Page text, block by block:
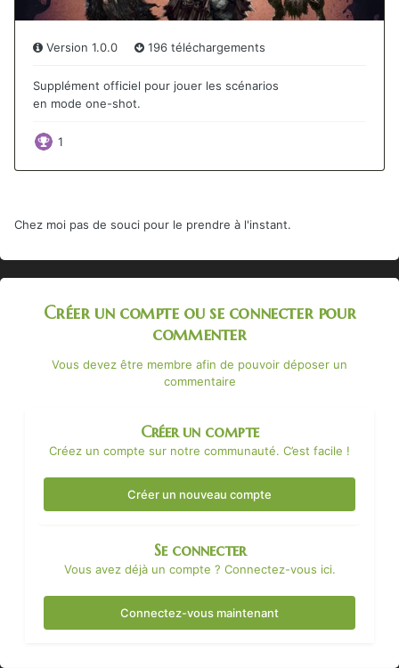
Chez moi pas de souci pour le prendre à l'instant.
Créer un compte ou se connecter pour
commenter
Vous devez être membre afin de pouvoir déposer un
commentaire
Créer un compte
Créez un compte sur notre communauté. C’est facile !
Créer un nouveau compte
Se connecter
Vous avez déjà un compte ? Connectez-vous ici.
Connectez-vous maintenant